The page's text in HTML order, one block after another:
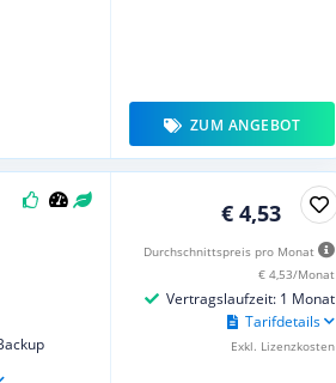
ZUM ANGEBOT
€ 4,53
Durchschnittspreis pro Monat
€ 4,53/Monat
Vertragslaufzeit: 1 Monat
Tarifdetails
Exkl. Lizenzkosten